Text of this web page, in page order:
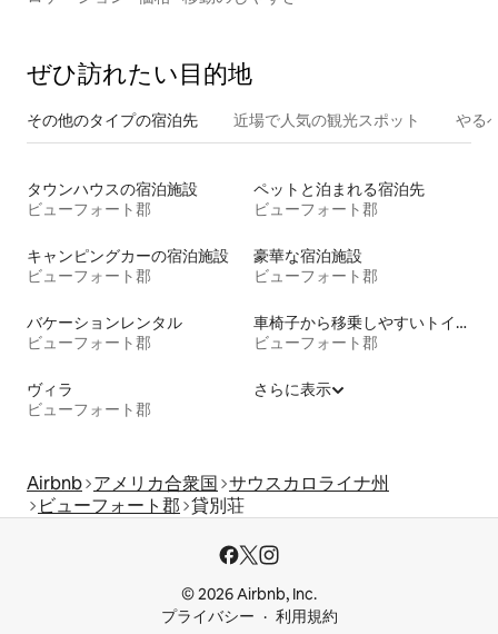
ぜひ訪⁠れ⁠た⁠い目⁠的⁠地
その他のタ⁠イ⁠プ⁠の宿⁠泊⁠先 近場で人気の観光スポット やる
タウンハウスの宿泊施設
ビューフォート郡
ペットと泊まれる宿泊先
ビューフォート郡
キャンピングカーの宿泊施設
ビューフォート郡
豪華な宿泊施設
ビューフォート郡
バケーションレンタル
ビューフォート郡
車椅子から移乗しやすいトイレ付きの宿泊施設
ビューフォート郡
ヴィラ
ビューフォート郡
さらに表示
Airbnb アメリカ合衆国 サウスカロライナ州
ビューフォート郡 貸別荘
© 2026 Airbnb, Inc.
プライバシー
利用規約